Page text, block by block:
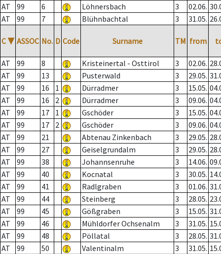
AT
99 6 Löhnersbach 3 02.06.
AT
99 7 Blühnbachtal 3 31.05.
C ▼ ASSOC No. D Code Surname TM from
AT 99 8 Kristeinertal - Osttirol 3 02.06.
AT
99 13 Pusterwald 3 29.05.
AT
99 16 1 Dürradmer 3 15.05.
AT
99 16 2 Dürradmer 3 09.06.
AT
99 17 1 Gschöder 3 15.05.
AT
99 17 2 Gschöder 3 09.06.
AT
99 21 Abtenau Zinkenbach 3 29.05.
AT
99 27 Geiselgrundalm 3 29.05.
AT
99 38 Johannsenruhe 3 14.06.
AT
99 40 Kocnatal 3 30.05.
AT
99 41 Radlgraben 3 01.06.
AT
99 44 Steinberg 3 28.05.
AT
99 45 Gößgraben 3 15.05.
AT
99 46 Mühldorfer Ochsenalm 3 31.05.
AT
99 48 Pöllatal 3 28.05.
AT
99 50 Valentinalm 3 31.05.